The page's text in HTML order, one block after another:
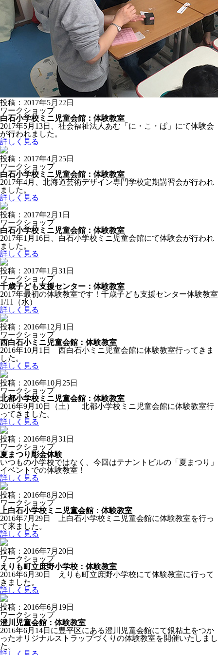
投稿：2017年5月22日
ワークショップ
白石小学校ミニ児童会館：体験教室
2017年5月13日、社会福祉法人あむ「に・こ・ぱ」にて体験会
が行われました。
詳しく見る
投稿：2017年4月25日
ワークショップ
白石小学校ミニ児童会館：体験教室
2017年4月、北海道芸術デザイン専門学校定期講習会が行われ
ました。
詳しく見る
投稿：2017年2月1日
ワークショップ
白石小学校ミニ児童会館：体験教室
2017年1月16日、白石小学校ミニ児童会館にて体験会が行われ
ました。
詳しく見る
投稿：2017年1月31日
ワークショップ
千歳子ども支援センター：体験教室
2017年最初の体験教室です！千歳子ども支援センター体験教室
1/11（水）
詳しく見る
投稿：2016年12月1日
ワークショップ
西白石小ミニ児童会館：体験教室
2016年10月1日 西白石小ミニ児童会館に体験教室行ってきま
した。
詳しく見る
投稿：2016年10月25日
ワークショップ
北都小学校ミニ児童会館：体験教室
2016年9月10日（土） 北都小学校ミニ児童会館に体験教室行
ってきました。
詳しく見る
投稿：2016年8月31日
ワークショップ
夏まつり彫金体験
いつもの小学校ではなく、今回はテナントビルの「夏まつり」
イベントでの体験教室！
詳しく見る
投稿：2016年8月20日
ワークショップ
上白石小学校ミニ児童会館：体験教室
2016年7月29日 上白石小学校ミニ児童会館に体験教室を行っ
て来ました。
詳しく見る
投稿：2016年7月20日
ワークショップ
えりも町立庶野小学校：体験教室
2016年6月30日 えりも町立庶野小学校にて体験教室に行って
きました。
詳しく見る
投稿：2016年6月19日
ワークショップ
澄川児童会館：体験教室
2016年6月14日に豊平区にある澄川児童会館にて銀粘土をつか
ったオリジナルストラップづくりの体験教室を開催いたしまし
た。